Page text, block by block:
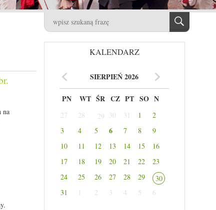
na
KALENDARZ
SIERPIEŃ 2026
PN WT ŚR CZ PT SO N
27 28 29 30 31 1
2
3
4 5 6 7 8
9
10
11 12 13 14 15
16
17
18 19 20 21 22
23
24
25 26 27 28 29
30
31
1 2 3 4 5 6